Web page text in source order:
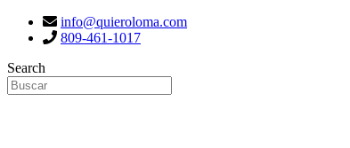
info@quieroloma.com
809-461-1017
Search